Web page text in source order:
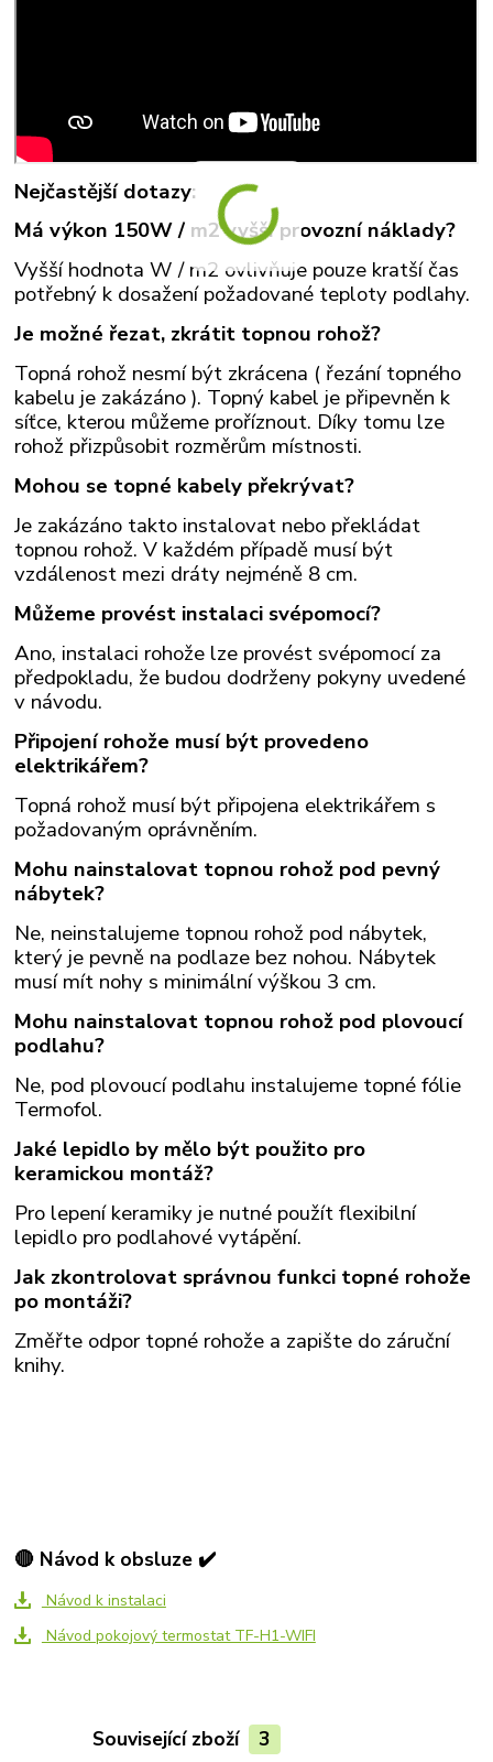
Nejčastější dotazy:
Má výkon 150W / m2 vyšší provozní náklady?
Vyšší hodnota W / m2 ovlivňuje pouze kratší čas
potřebný k dosažení požadované teploty podlahy.
Je možné řezat, zkrátit topnou rohož?
Topná rohož nesmí být zkrácena ( řezání topného
kabelu je zakázáno ). Topný kabel je připevněn k
síťce, kterou můžeme proříznout. Díky tomu lze
rohož přizpůsobit rozměrům místnosti.
Mohou se topné kabely překrývat?
Je zakázáno takto instalovat nebo překládat
topnou rohož. V každém případě musí být
vzdálenost mezi dráty nejméně 8 cm.
Můžeme provést instalaci svépomocí?
Ano, instalaci rohože lze provést svépomocí za
předpokladu, že budou dodrženy pokyny uvedené
v návodu.
Připojení rohože musí být provedeno
elektrikářem?
Topná rohož musí být připojena elektrikářem s
požadovaným oprávněním.
Mohu nainstalovat topnou rohož pod pevný
nábytek?
Ne, neinstalujeme topnou rohož pod nábytek,
který je pevně na podlaze bez nohou. Nábytek
musí mít nohy s minimální výškou 3 cm.
Mohu nainstalovat topnou rohož pod plovoucí
podlahu?
Ne, pod plovoucí podlahu instalujeme topné fólie
Termofol.
Jaké lepidlo by mělo být použito pro
keramickou montáž?
Pro lepení keramiky je nutné použít flexibilní
lepidlo pro podlahové vytápění.
Jak zkontrolovat správnou funkci topné rohože
po montáži?
Změřte odpor topné rohože a zapište do záruční
knihy.
🔴 Návod k obsluze ✔️
Návod k instalaci
Návod pokojový termostat TF-H1-WIFI
Související zboží 3